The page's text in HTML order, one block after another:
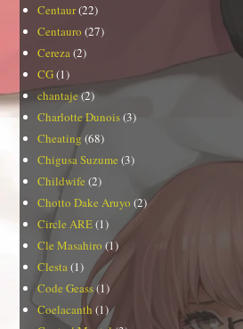
Centaur(22)
Centauro (27)
Cereza (2)
CG(1)
chantaje(2)
Charlotte Dunois(3)
Cheating(68)
Chigusa Suzume (3)
Childwife (2)
Chotto Dake Aruyo (2)
Circle ARE(1)
Cle Masahiro (1)
Clesta (1)
Code Geass(1)
Coelacanth (1)